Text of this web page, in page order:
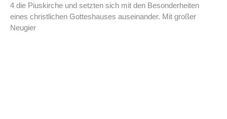
4 die Piuskirche und setzten sich mit den Besonderheiten
eines christlichen Gotteshauses auseinander. Mit großer
Neugier